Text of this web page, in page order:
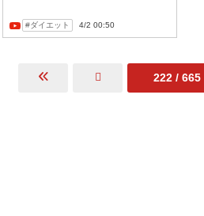
ダイエット 4/2 00:50
222 / 665